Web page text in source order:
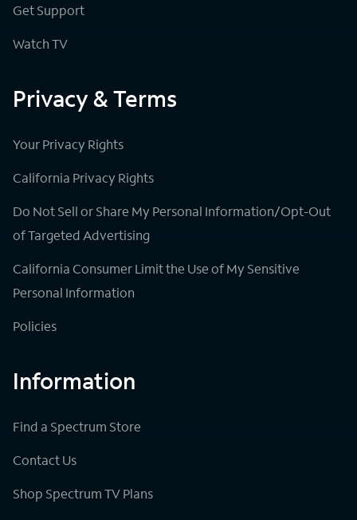
Get Support
Watch TV
Privacy & Terms
Your Privacy Rights
California Privacy Rights
Do Not Sell or Share My Personal Information/Opt-Out
of Targeted Advertising
California Consumer Limit the Use of My Sensitive
Personal Information
Policies
Information
Find a Spectrum Store
Contact Us
Shop Spectrum TV Plans